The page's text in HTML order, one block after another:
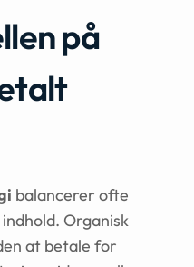
på
balancerer ofte
indhold. Organisk
at betale for